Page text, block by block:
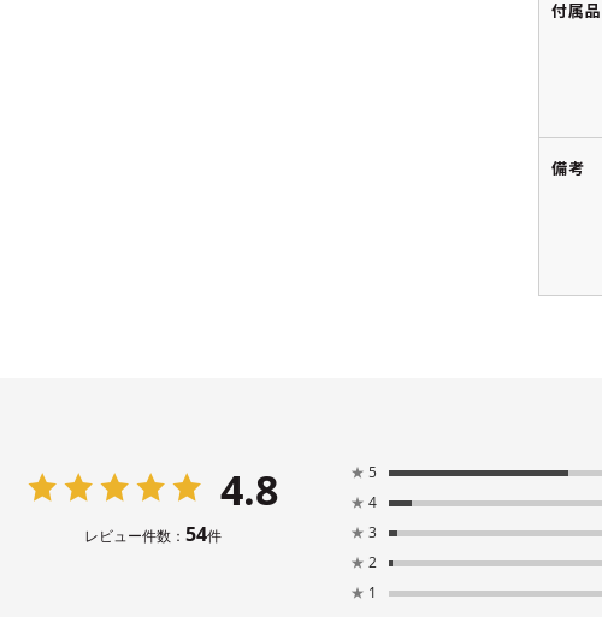
付属品
備考
4.8
レビュー件数： 54件
★ 5
★ 4
★ 3
★ 2
★ 1